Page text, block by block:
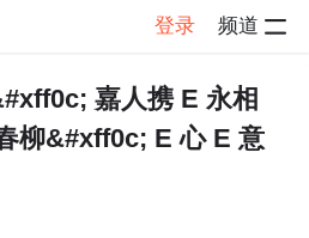
登录 频道
慨 帖子详情
嘉人携 E 永相
柳&#xff0c; E 心 E 意